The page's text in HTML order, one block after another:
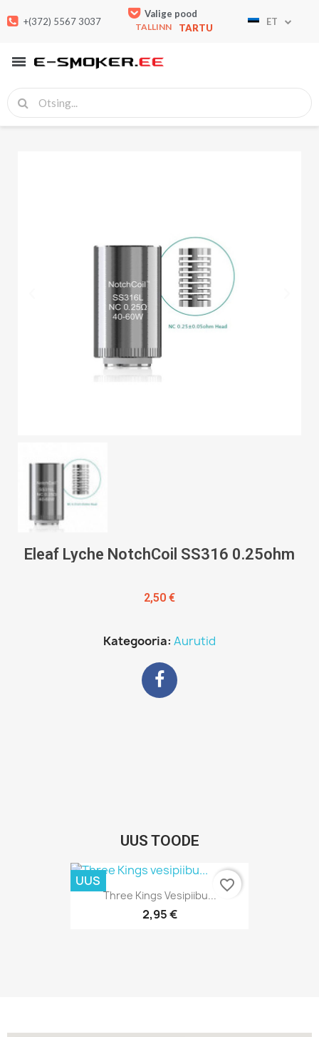
+(372) 5567 3037
Valige pood
TALLINN TARTU
ET
Eleaf Lyche NotchCoil SS316 0.25ohm
2,50 €
Kategooria Aurutid
UUS TOODE
Kiirvaade
Three Kings Vesipiibu...
2,95 €
UUS favorite_border